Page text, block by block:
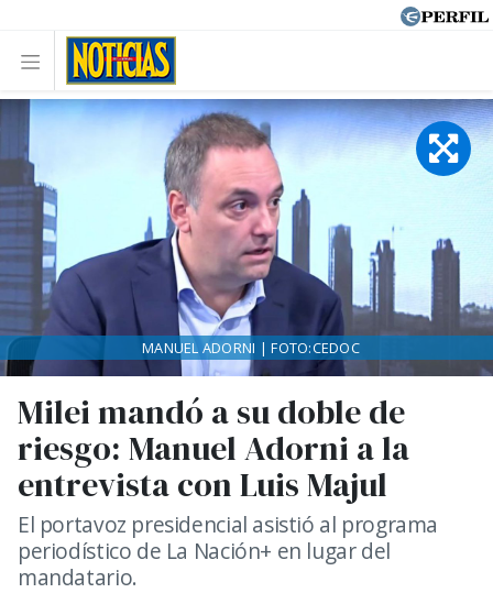
Milei mandó a su doble de
riesgo: Manuel Adorni a la
entrevista con Luis Majul
El portavoz presidencial asistió al programa
periodístico de La Nación+ en lugar del
mandatario.
MANUEL ADORNI | FOTO:CEDOC